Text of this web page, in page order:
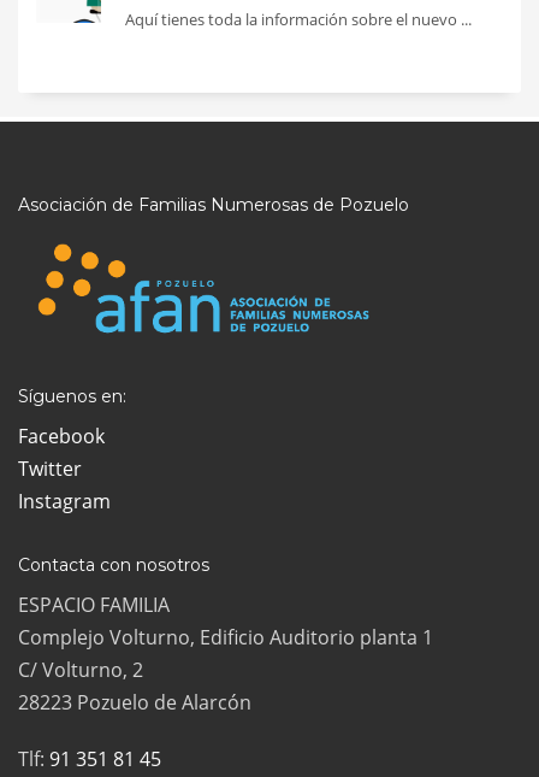
Aquí tienes toda la información sobre el nuevo ...
Asociación de Familias Numerosas de Pozuelo
Síguenos en:
Facebook
Twitter
Instagram
Contacta con nosotros
ESPACIO FAMILIA
Complejo Volturno, Edificio Auditorio planta 1
C/ Volturno, 2
28223 Pozuelo de Alarcón
Tlf: 91 351 81 45